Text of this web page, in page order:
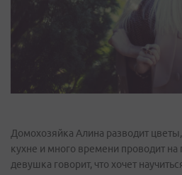
Домохозяйка Алина разводит
кухне и много времени проводит на
девушка говорит, что хочет